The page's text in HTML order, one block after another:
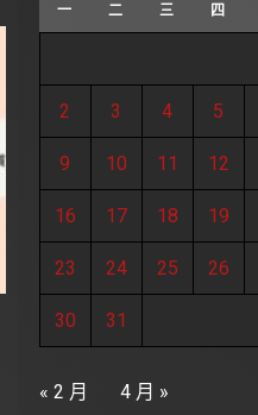
一 二 三 四
2 3 4 5
9 10 11 12
16 17 18 19
23 24 25 26
30 31
« 2 月 4 月 »